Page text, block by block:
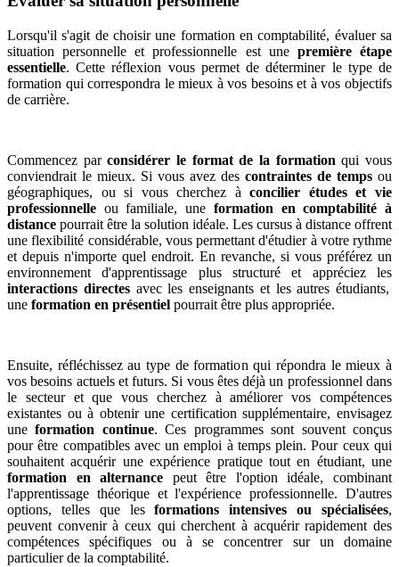
Lorsqu'il s'agit de choisir une formation en comptabilité, évaluer sa
situation personnelle et professionnelle est une première étape
essentielle. Cette réflexion vous permet de déterminer le type de
formation qui correspondra le mieux à vos besoins et à vos objectifs
de carrière.
Commencez parconsidérer le format de la formationqui vous
conviendrait le mieux. Si vous avez des contraintes de temps ou
géographiques, ou si vous cherchez àconcilier études et vie
professionnelle ou familiale, une formation en comptabilité à
distance pourrait être la solution idéale. Les cursus à distance offrent
une flexibilité considérable, vous permettant d'étudier à votre rythme
et depuis n'importe quel endroit. En revanche, si vous préférez un
environnement d'apprentissage plus structuré et appréciez les
interactions directes avec les enseignants et les autres étudiants,
une formation en présentiel pourrait être plus appropriée.
Ensuite, réfléchissez au type de formation qui répondra le mieux à
vos besoins actuels et futurs. Si vous êtes déjà un professionnel dans
le secteur et que vous cherchez à améliorer vos compétences
existantes ou à obtenir une certification supplémentaire, envisagez
uneformation continue. Ces programmes sont souvent conçus
pour être compatibles avec un emploi à temps plein. Pour ceux qui
souhaitent acquérir une expérience pratique tout en étudiant, une
formation en alternance peut être l'option idéale, combinant
l'apprentissage théorique et l'expérience professionnelle. D'autres
options, telles que lesformations intensives ou spécialisées,
peuvent convenir à ceux qui cherchent à acquérir rapidement des
compétences spécifiques ou à se concentrer sur un domaine
particulier de la comptabilité.